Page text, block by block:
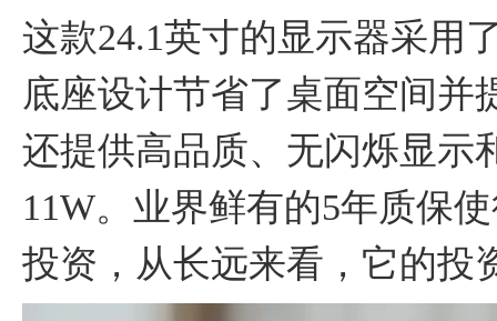
这款24.1英寸的显示器采用
底座设计节省了桌面空间并
还提供高品质、无闪烁显示
11W。业界鲜有的5年质保
投资，从长远来看，它的投